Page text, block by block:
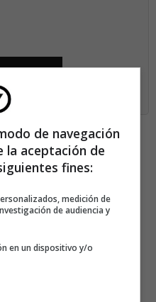
de navegación
aceptación de
fines:
medición de
de audiencia y
en un dispositivo y/o